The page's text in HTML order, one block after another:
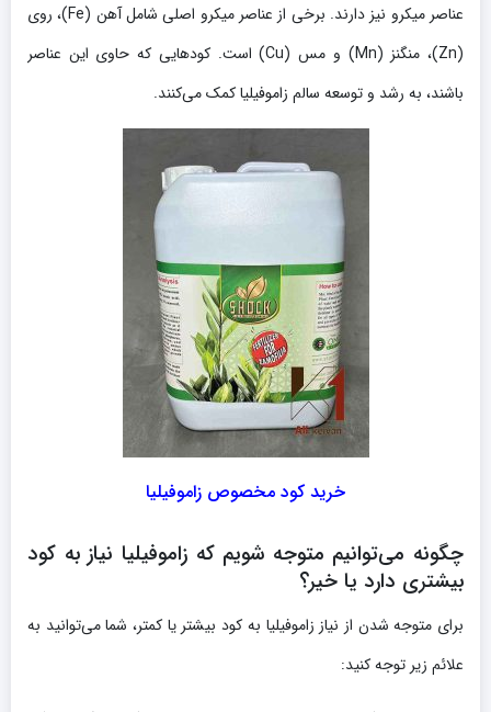
عناصر میکرو نیز دارند. برخی از عناصر میکرو اصلی شامل آهن (Fe)، روی
(Zn)، منگنز (Mn) و مس (Cu) است. کودهایی که حاوی این عناصر
باشند، به رشد و توسعه سالم زاموفیلیا کمک می‌کنند.
خرید کود مخصوص زاموفیلیا
چگونه می‌توانیم متوجه شویم که زاموفیلیا نیاز به کود
بیشتری دارد یا خیر؟
برای متوجه شدن از نیاز زاموفیلیا به کود بیشتر یا کمتر، شما می‌توانید به
علائم زیر توجه کنید: